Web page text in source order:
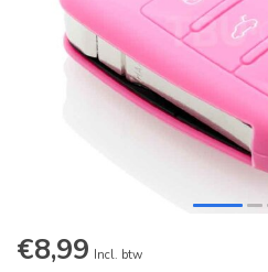
€8,99 Incl. btw